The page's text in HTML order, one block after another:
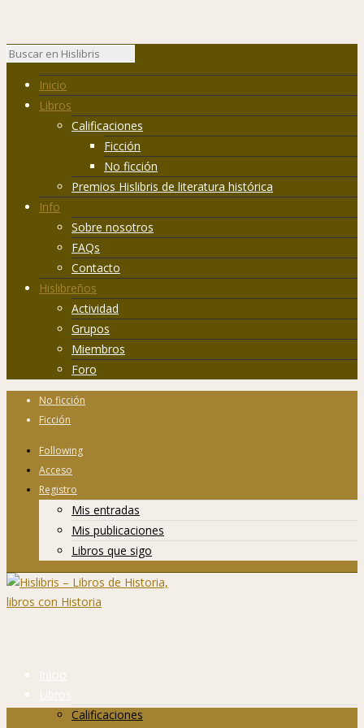
Inicio
Libros
Calificaciones
Ficción
No ficción
Premios Hislibris de literatura histórica
Info
Sobre nosotros
FAQs
Contacto
Hislibreños
Actividad
Grupos
Miembros
Foro
No ficción
Ficción
Following
Acceso
Registro
Mis entradas
Mis publicaciones
Libros que sigo
Inicio
Libros
Calificaciones